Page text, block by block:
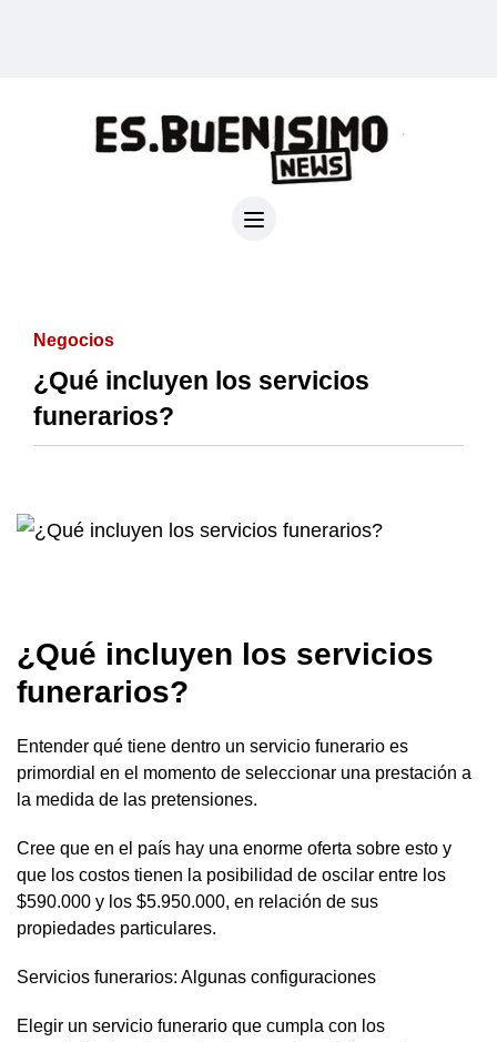
Negocios
¿Qué incluyen los servicios
funerarios?
¿Qué incluyen los servicios
funerarios?
Entender qué tiene dentro un servicio funerario es
primordial en el momento de seleccionar una prestación a
la medida de las pretensiones.
Cree que en el país hay una enorme oferta sobre esto y
que los costos tienen la posibilidad de oscilar entre los
$590.000 y los $5.950.000, en relación de sus
propiedades particulares.
Servicios funerarios: Algunas configuraciones
Elegir un servicio funerario que cumpla con los